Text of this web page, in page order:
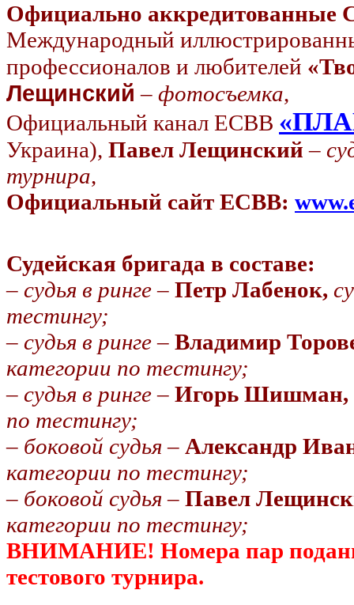
Официально
Международный
профессионалов и любителей
Лещинский – фотосъемка,
Официальный канал ЕСВВ
Украина), Павел Лещинский –
турнира,
Официальный сайт ЕСВВ:
Судейская бригада в составе:
– судья в ринге– Петр Лабенок,
тестингу;
– судья в ринге– Владимир
категории по тестингу;
– судья в ринге– Игорь Шишман,
по тестингу;
– боковой судья– Александр
категории по тестингу;
– боковой судья – Павел
категории по тестингу;
ВНИМАНИЕ! Номера пар поданы
тестового турнира.